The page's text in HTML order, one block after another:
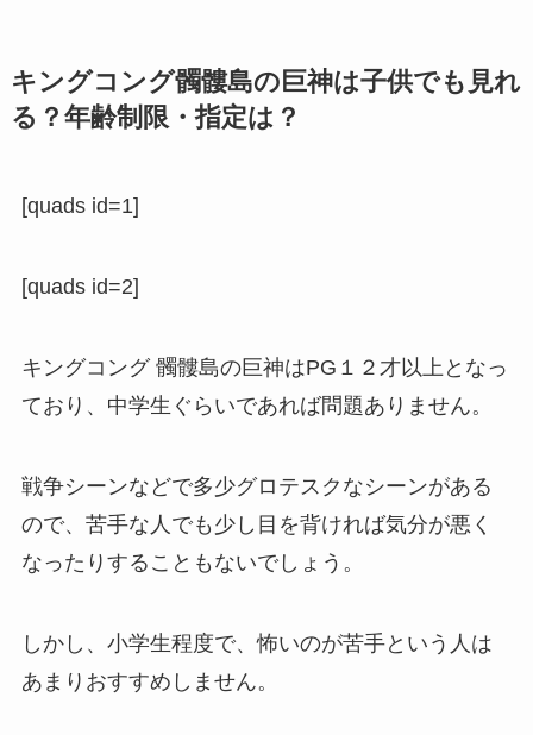
キングコング髑髏島の巨神は子供でも見れ
る？年齢制限・指定は？
[quads id=1]
[quads id=2]
キングコング 髑髏島の巨神はPG１２才以上となっ
ており、中学生ぐらいであれば問題ありません。
戦争シーンなどで多少グロテスクなシーンがある
ので、苦手な人でも少し目を背ければ気分が悪く
なったりすることもないでしょう。
しかし、小学生程度で、怖いのが苦手という人は
あまりおすすめしません。